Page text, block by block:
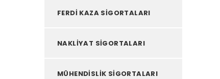
FERDİ KAZA SİGORTALARI
NAKLİYAT SİGORTALARI
MÜHENDİSLİK SİGORTALARI